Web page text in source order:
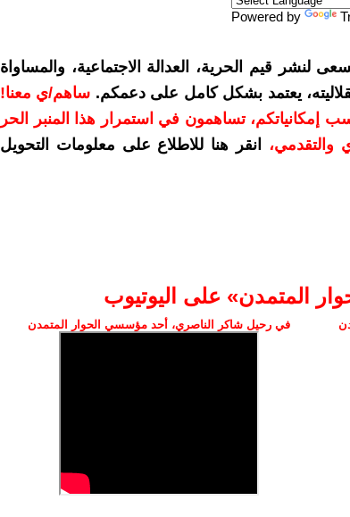
Powered by
قيم الحرية، العدالة الاجتماعية، والمساواة
يعتمد بشكل كامل على دعمكم. ساهم/ي معنا!
أو أكثر حسب إمكانياتكم، تساهمون في استمرار هذا المنبر الحر
والتقدمي،
انقر هنا للاطلاع على معلومات التحويل
المتمدن» على اليوتيوب
في رحيل شاكر الناصري، أحد مؤسسي الحوار المتمدن